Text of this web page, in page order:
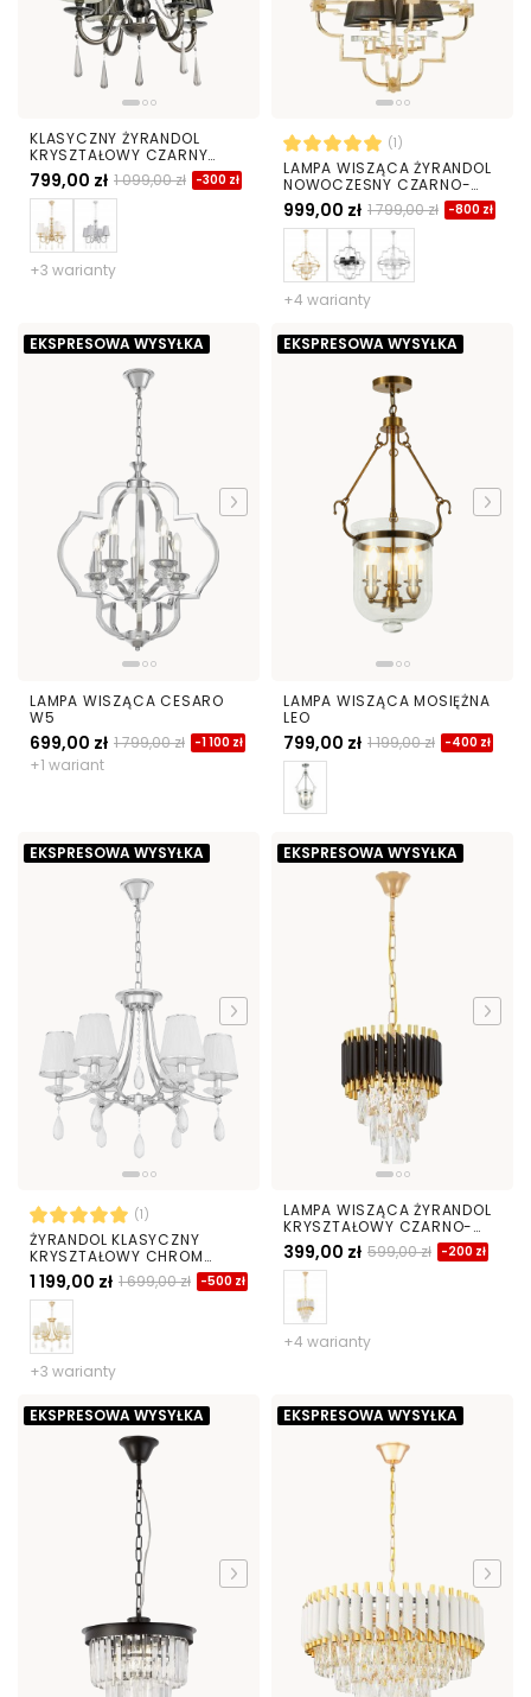
KLASYCZNY ŻYRANDOL
KRYSZTAŁOWY CZARNY
FABIONE W4
799,00 zł 1 099,00 zł -300 zł
+3 warianty
(1)
LAMPA WISZĄCA ŻYRANDOL
NOWOCZESNY CZARNO-
ZŁOTY BALTIMORE W4
999,00 zł 1 799,00 zł -800 zł
+4 warianty
EKSPRESOWA WYSYŁKA
LAMPA WISZĄCA CESARO
W5
699,00 zł 1 799,00 zł -1 100 zł
+1 wariant
EKSPRESOWA WYSYŁKA
LAMPA WISZĄCA MOSIĘŻNA
LEO
799,00 zł 1 199,00 zł -400 zł
EKSPRESOWA WYSYŁKA
(1)
ŻYRANDOL KLASYCZNY
KRYSZTAŁOWY CHROM
DOMINNI W6
1 199,00 zł 1 699,00 zł -500 zł
+3 warianty
EKSPRESOWA WYSYŁKA
LAMPA WISZĄCA ŻYRANDOL
KRYSZTAŁOWY CZARNO-
ZŁOTY MAZINI D25
399,00 zł 599,00 zł -200 zł
+4 warianty
EKSPRESOWA WYSYŁKA EKSPRESOWA WYSYŁKA